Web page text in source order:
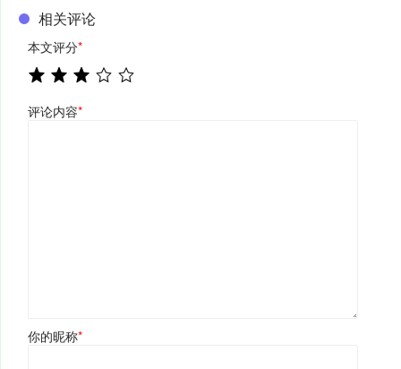
相关评论
本文评分*
评论内容*
你的昵称*